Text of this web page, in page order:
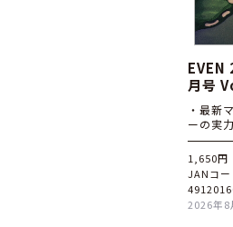
EVEN
月号
・最新
ーの実力
1,650円
JANコー
2026年8